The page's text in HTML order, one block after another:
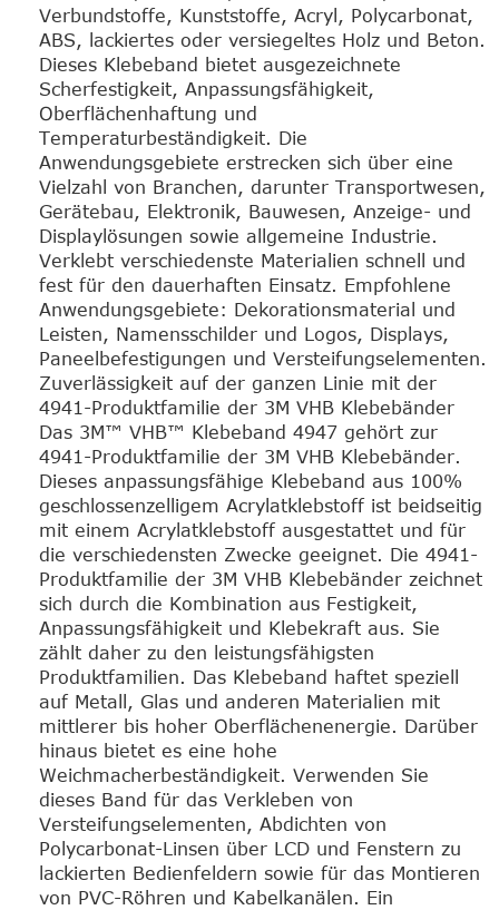
Verbundstoffe, Kunststoffe, Acryl, Polycarbonat,
ABS, lackiertes oder versiegeltes Holz und Beton.
Dieses Klebeband bietet ausgezeichnete
Scherfestigkeit, Anpassungsfähigkeit,
Oberflächenhaftung und
Temperaturbeständigkeit. Die
Anwendungsgebiete erstrecken sich über eine
Vielzahl von Branchen, darunter Transportwesen,
Gerätebau, Elektronik, Bauwesen, Anzeige- und
Displaylösungen sowie allgemeine Industrie.
Verklebt verschiedenste Materialien schnell und
fest für den dauerhaften Einsatz. Empfohlene
Anwendungsgebiete: Dekorationsmaterial und
Leisten, Namensschilder und Logos, Displays,
Paneelbefestigungen und Versteifungselementen.
Zuverlässigkeit auf der ganzen Linie mit der
4941-Produktfamilie der 3M VHB Klebebänder
Das 3M™ VHB™ Klebeband 4947 gehört zur
4941-Produktfamilie der 3M VHB Klebebänder.
Dieses anpassungsfähige Klebeband aus 100%
geschlossenzelligem Acrylatklebstoff ist beidseitig
mit einem Acrylatklebstoff ausgestattet und für
die verschiedensten Zwecke geeignet. Die 4941-
Produktfamilie der 3M VHB Klebebänder zeichnet
sich durch die Kombination aus Festigkeit,
Anpassungsfähigkeit und Klebekraft aus. Sie
zählt daher zu den leistungsfähigsten
Produktfamilien. Das Klebeband haftet speziell
auf Metall, Glas und anderen Materialien mit
mittlerer bis hoher Oberflächenenergie. Darüber
hinaus bietet es eine hohe
Weichmacherbeständigkeit. Verwenden Sie
dieses Band für das Verkleben von
Versteifungselementen, Abdichten von
Polycarbonat-Linsen über LCD und Fenstern zu
lackierten Bedienfeldern sowie für das Montieren
von PVC-Röhren und Kabelkanälen. Ein